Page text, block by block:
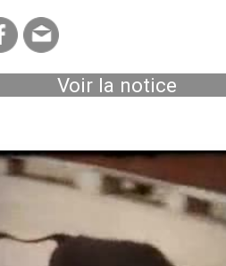
Voir la notice